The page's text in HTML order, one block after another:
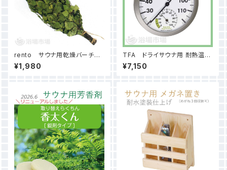
rento サウナ用乾燥バーチ
ヴィヒタ
¥1,980
TFA ドライサウナ用 耐熱温度
計/湿度計
¥7,150